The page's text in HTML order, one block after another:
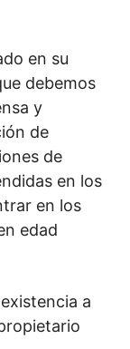
en su
debemos
y
de
de
en los
en los
edad
a